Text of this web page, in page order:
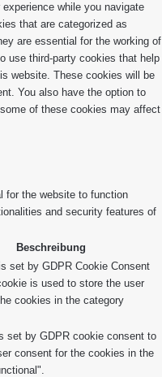
while you navigate
that are categorized as
are essential for the working of
use third-party cookies that help
website. These cookies will be
You also have the option to
of these cookies may affect
for the website to function
and security features of
Beschreibung
set by GDPR Cookie Consent
is used to store the user
cookies in the category
set by GDPR cookie consent to
consent for the cookies in the